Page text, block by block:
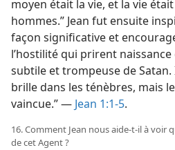
moyen était la vie, et la vie
hommes.” Jean fut ensuite
façon significative et
l’hostilité qui prirent naissance
subtile et trompeuse de Satan.
brille dans les ténèbres, mais
vaincue.” — Jean 1:1-5.
16. Comment Jean nous aide-​t-​il à voir
de cet Agent ?